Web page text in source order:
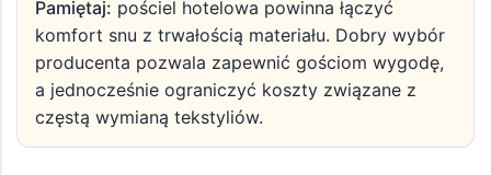
Pamiętaj:pościel hotelowa powinna łączyć
komfort snu z trwałością materiału. Dobry wybór
producenta pozwala zapewnić gościom wygodę,
a jednocześnie ograniczyć koszty związane z